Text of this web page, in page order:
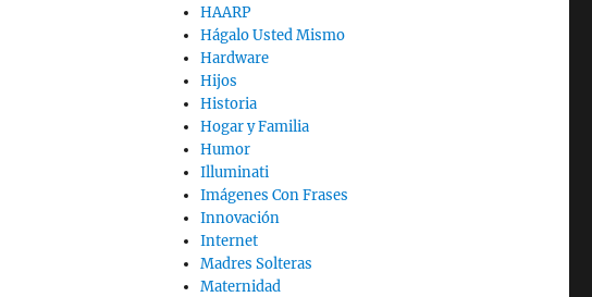
HAARP
Hágalo Usted Mismo
Hardware
Hijos
Historia
Hogar y Familia
Humor
Illuminati
Imágenes Con Frases
Innovación
Internet
Madres Solteras
Maternidad